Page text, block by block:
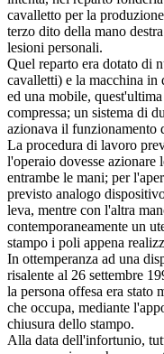
cavalletto per la
terzo dito della mano
lesioni personali.
Quel reparto era dotato di
cavalletti) e la macchina in
ed una mobile,
compressa; un sistema di
azionava il funzionamento
La procedura di lavoro
l'operaio dovesse azionare
entrambe le mani; per
previsto analogo
leva, mentre con l'altra
contemporaneamente un
stampo i poli appena
In ottemperanza ad una
risalente al 26 settembre
la persona offesa era stato
che occupa, mediante
chiusura dello stampo.
Alla data dell'infortunio,